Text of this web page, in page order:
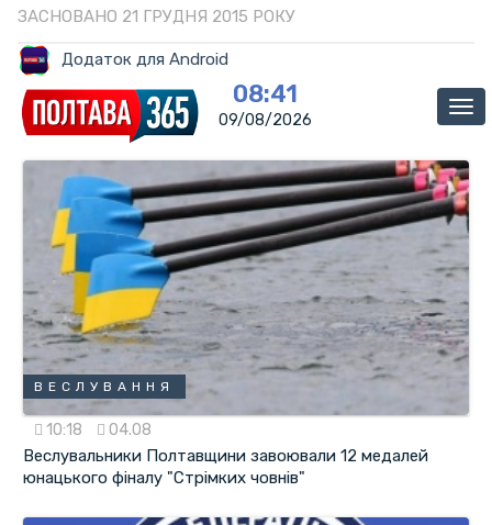
ЗАСНОВАНО 21 ГРУДНЯ 2015 РОКУ
Додаток для Android
08:41
09/08/2026
ВЕСЛУВАННЯ
10:18 04.08
Веслувальники Полтавщини завоювали 12 медалей
юнацького фіналу "Стрімких човнів"